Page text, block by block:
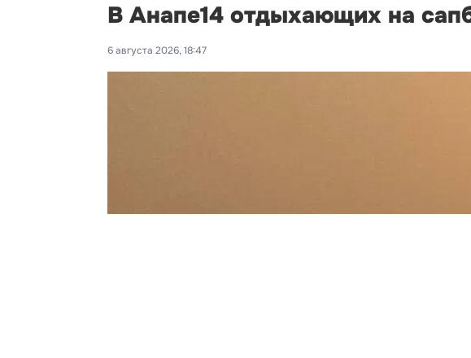
В Анапе14 отдыхающих на
6 августа 2026, 18:47